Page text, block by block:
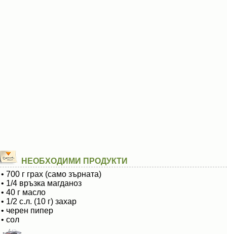
НЕОБХОДИМИ ПРОДУКТИ
• 700 г грах (само зърната)
• 1/4 връзка магданоз
• 40 г масло
• 1/2 с.л. (10 г) захар
• черен пипер
• сол